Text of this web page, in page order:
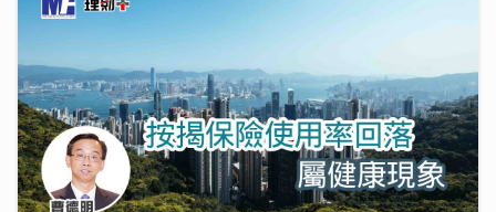
按揭保險使用率回落屬健康現象
13/07/2026